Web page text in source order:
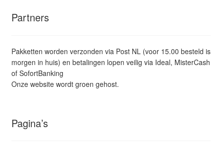
Partners
Pakketten worden verzonden via Post NL (voor 15.00 besteld is
morgen in huis) en betalingen lopen veilig via Ideal, MisterCash
of SofortBanking
Onze website wordt groen gehost.
Pagina’s